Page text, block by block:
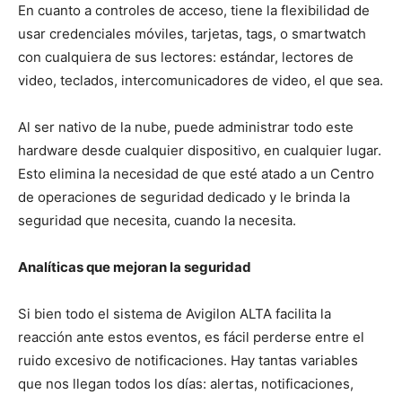
En cuanto a controles de acceso, tiene la flexibilidad de
usar credenciales móviles, tarjetas, tags, o smartwatch
con cualquiera de sus lectores: estándar, lectores de
video, teclados, intercomunicadores de video, el que sea.
Al ser nativo de la nube, puede administrar todo este
hardware desde cualquier dispositivo, en cualquier lugar.
Esto elimina la necesidad de que esté atado a un Centro
de operaciones de seguridad dedicado y le brinda la
seguridad que necesita, cuando la necesita.
Analíticas que mejoran la seguridad
Si bien todo el sistema de Avigilon ALTA facilita la
reacción ante estos eventos, es fácil perderse entre el
ruido excesivo de notificaciones. Hay tantas variables
que nos llegan todos los días: alertas, notificaciones,